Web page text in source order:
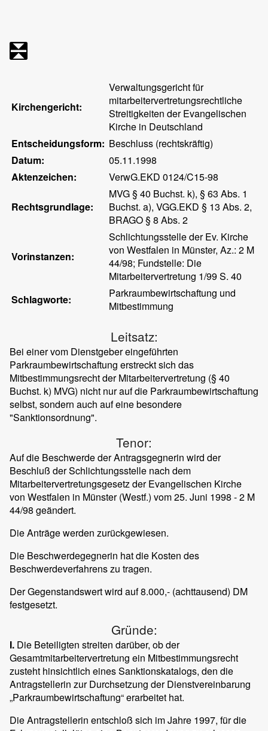
Kirchengericht:
Verwaltungsgericht für
mitarbeitervertretungsrechtliche
Streitigkeiten der Evangelischen
Kirche in Deutschland
Entscheidungsform: Beschluss (rechtskräftig)
Datum:
05.11.1998
Aktenzeichen:
VerwG.EKD 0124/C15-98
Rechtsgrundlage:
MVG § 40 Buchst. k), § 63 Abs. 1
Buchst. a), VGG.EKD § 13 Abs. 2,
BRAGO § 8 Abs. 2
Vorinstanzen:
Schlichtungsstelle der Ev. Kirche
von Westfalen in Münster, Az.: 2 M
44/98; Fundstelle: Die
Mitarbeitervertretung 1/99 S. 40
Schlagworte:
Parkraumbewirtschaftung und
Mitbestimmung
Leitsatz:
Bei einer vom Dienstgeber eingeführten
Parkraumbewirtschaftung erstreckt sich das
Mitbestimmungsrecht der Mitarbeitervertretung (§ 40
Buchst. k) MVG) nicht nur auf die Parkraumbewirtschaftung
selbst, sondern auch auf eine besondere
"Sanktionsordnung".
Tenor:
Auf die Beschwerde der Antragsgegnerin wird der
Beschluß der Schlichtungsstelle nach dem
Mitarbeitervertretungsgesetz der Evangelischen Kirche
von Westfalen in Münster (Westf.) vom 25. Juni 1998 - 2 M
44/98 geändert.
Die Anträge werden zurückgewiesen.
Die Beschwerdegegnerin hat die Kosten des
Beschwerdeverfahrens zu tragen.
Der Gegenstandswert wird auf 8.000,- (achttausend) DM
festgesetzt.
Gründe:
I. Die Beteiligten streiten darüber, ob der
Gesamtmitarbeitervertretung ein Mitbestimmungsrecht
zusteht hinsichtlich eines Sanktionskatalogs, den die
Antragstellerin zur Durchsetzung der Dienstvereinbarung
„Parkraumbewirtschaftung“ erarbeitet hat.
Die Antragstellerin entschloß sich im Jahre 1997, für die